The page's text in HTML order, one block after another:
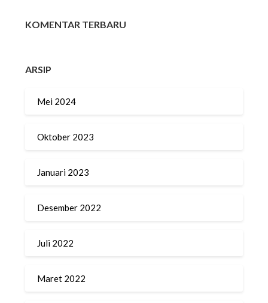
KOMENTAR TERBARU
ARSIP
Mei 2024
Oktober 2023
Januari 2023
Desember 2022
Juli 2022
Maret 2022